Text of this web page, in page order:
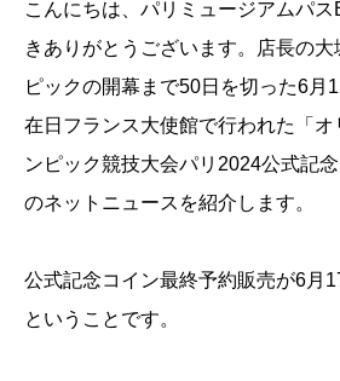
こんにちは、パリミュージアムパ
きありがとうございます。店長の
ピックの開幕まで50日を切った6月
在日フランス大使館で行われた「オ
ンピック競技大会パリ2024公式記
のネットニュースを紹介します。
公式記念コイン最終予約販売が6月
ということです。